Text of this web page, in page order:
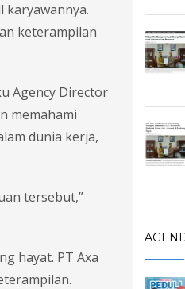
karyawannya.
keterampilan
Agency Director
memahami
dunia kerja,
tersebut,”
hayat. PT Axa